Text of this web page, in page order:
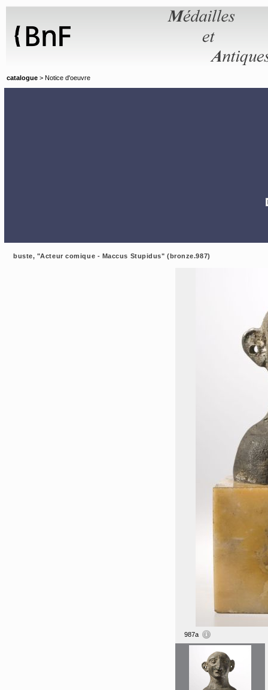
catalogue > Notice d'oeuvre
buste, "Acteur comique - Maccus Stupidus" (bronze.987)
987a